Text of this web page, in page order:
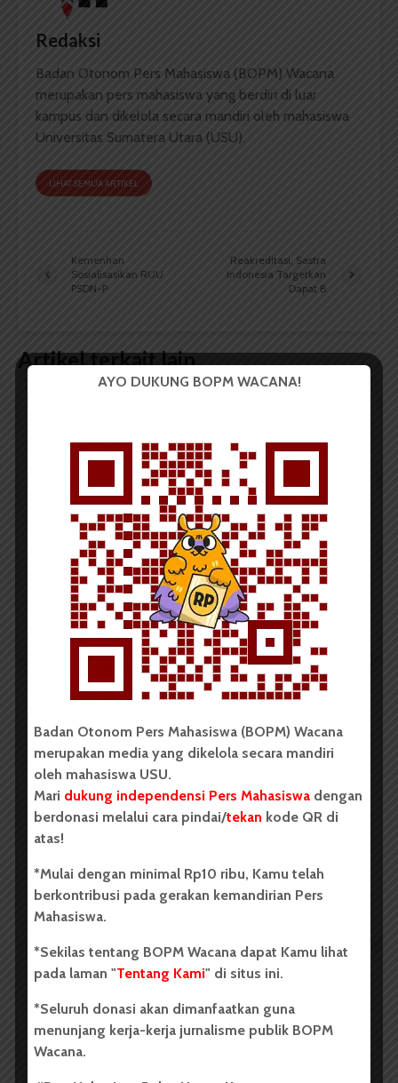
Redaksi
Badan Otonom Pers Mahasiswa (BOPM) Wacana
merupakan pers mahasiswa yang berdiri di luar
kampus dan dikelola secara mandiri oleh mahasiswa
Universitas Sumatera Utara (USU).
LIHAT SEMUA ARTIKEL
Kemenhan
Sosialisasikan RUU
PSDN-P
Reakreditasi, Sastra
Indonesia Targetkan
Dapat B
Artikel terkait lain
Tim Mahasiswa USU Raih Juara I
Vokal Grup Pada PEKSIMIDA 2026
Dark Mode | Moda Gelap
Oleh: Cyntia Lorena Br Tarigan USU, wacana.org –
Tim mahasiswa Universitas Sumatera Utara...
Redaksi 2 menit waktu baca
BPDP Sosialisasikan Lomba Riset
Mahasiswa 2026, Dorong Inovasi
Penelitian dalam Sektor
Perkebunan
2 menit waktu baca
Dua Mahasiswa Sastra Indonesia
USU Raih Juara di Festival Literasi
AYO DUKUNG BOPM WACANA!
Badan Otonom Pers Mahasiswa (BOPM) Wacana
merupakan media yang dikelola secara mandiri
oleh mahasiswa USU.
Mari dukung independensi Pers Mahasiswa dengan
berdonasi melalui cara pindai/tekan kode QR di
atas!
*Mulai dengan minimal Rp10 ribu, Kamu telah
berkontribusi pada gerakan kemandirian Pers
Mahasiswa.
*Sekilas tentang BOPM Wacana dapat Kamu lihat
pada laman "Tentang Kami" di situs ini.
*Seluruh donasi akan dimanfaatkan guna
menunjang kerja-kerja jurnalisme publik BOPM
Wacana.